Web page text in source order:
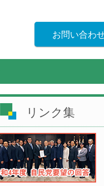
お問い合わ
リンク集